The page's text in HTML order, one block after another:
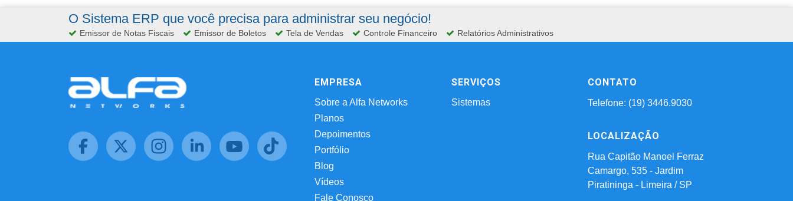
O Sistema ERP que você precisa para administrar seu negócio!
Emissor de Notas Fiscais Emissor de Boletos Tela de Vendas Controle Financeiro Relatórios Administrativos
EMPRESA
Sobre a Alfa Networks
Planos
Depoimentos
Portfólio
Blog
Vídeos
Fale Conosco
SERVIÇOS
Sistemas
CONTATO
Telefone: (19) 3446.9030
LOCALIZAÇÃO
Rua Capitão Manoel Ferraz
Camargo, 535 - Jardim
Piratininga - Limeira / SP